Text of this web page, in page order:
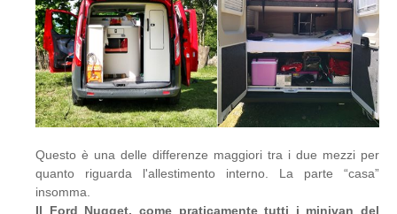
Questo è una delle differenze maggiori tra i due mezzi per
quanto riguarda l'allestimento interno. La parte “casa”
insomma.
Il Ford Nugget, come praticamente tutti i minivan del